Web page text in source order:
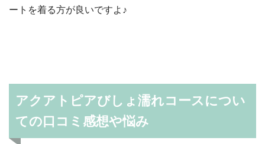
ートを着る方が良いですよ♪
アクアトピアびしょ濡れコースについ
ての口コミ感想や悩み